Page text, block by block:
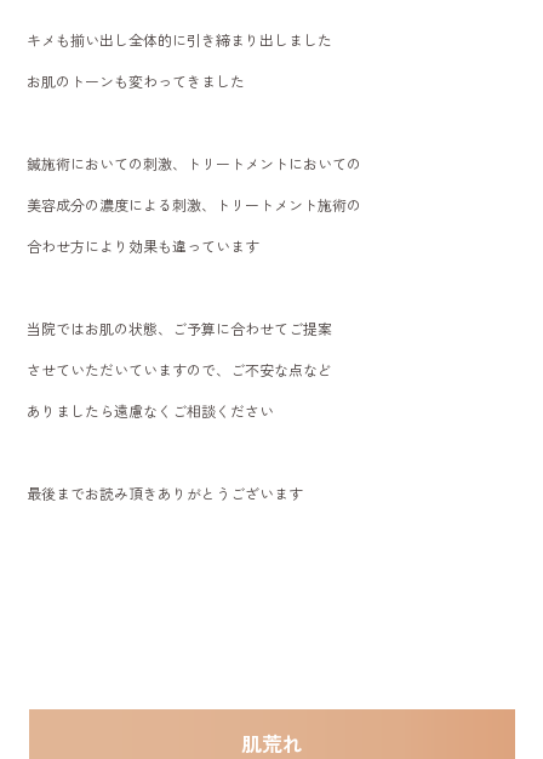
キメも揃い出し全体的に引き締まり出しました
お肌のトーンも変わってきました
鍼施術においての刺激、トリートメントにおいての
美容成分の濃度による刺激、トリートメント施術の
合わせ方により効果も違っています
当院ではお肌の状態、ご予算に合わせてご提案
させていただいていますので、ご不安な点など
ありましたら遠慮なくご相談ください
最後までお読み頂きありがとうございます
肌荒れ